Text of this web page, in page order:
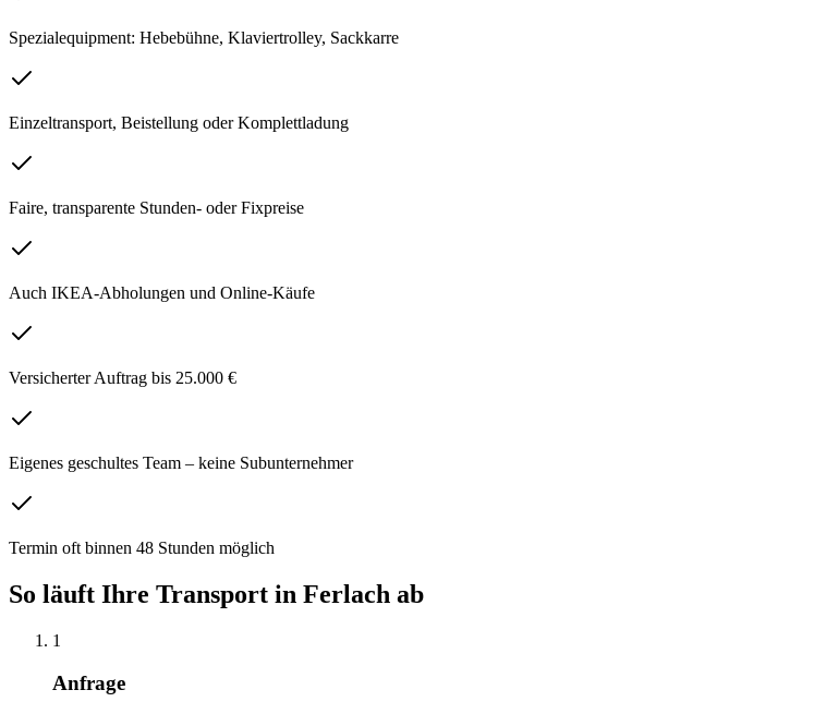
Spezialequipment: Hebebühne, Klaviertrolley, Sackkarre
Einzeltransport, Beistellung oder Komplettladung
Faire, transparente Stunden- oder Fixpreise
Auch IKEA-Abholungen und Online-Käufe
Versicherter Auftrag bis 25.000 €
Eigenes geschultes Team – keine Subunternehmer
Termin oft binnen 48 Stunden möglich
So läuft Ihre Transport in Ferlach ab
1
Anfrage